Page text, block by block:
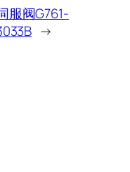
服阀G761-
→